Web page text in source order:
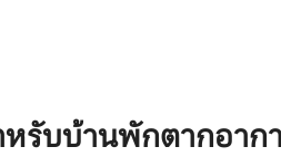
รับบ้านพักตากอาก